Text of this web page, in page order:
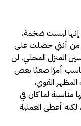
ليست ضخمة،
من أنني حصلت على
المنزل المحلي. لن
أمرًا صعبًا بعض
القوي،
مناسبة لما كان في
لكنه أعطى العملية